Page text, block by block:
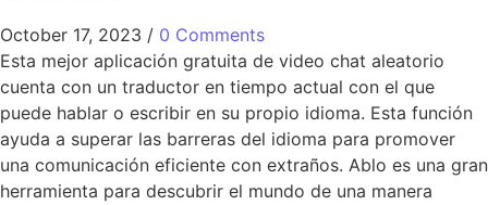
October 17, 2023 / 0 Comments
Esta mejor aplicación gratuita de video chat aleatorio
cuenta con un traductor en tiempo actual con el que
puede hablar o escribir en su propio idioma. Esta función
ayuda a superar las barreras del idioma para promover
una comunicación eficiente con extraños. Ablo es una gran
herramienta para descubrir el mundo de una manera